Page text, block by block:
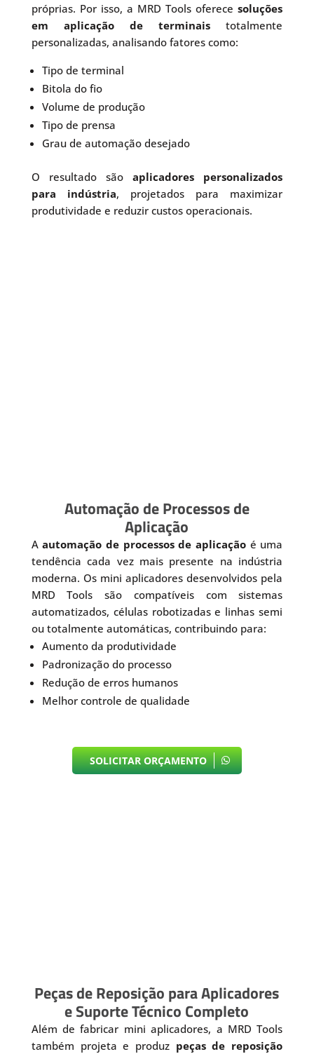
próprias. Por isso, a MRD Tools oferecesoluções
em aplicação de terminais totalmente
personalizadas, analisando fatores como:
Tipo de terminal
Bitola do fio
Volume de produção
Tipo de prensa
Grau de automação desejado
O resultado sãoaplicadores personalizados
para indústria, projetados para maximizar
produtividade e reduzir custos operacionais.
Automação de Processos de
Aplicação
Aautomação de processos de aplicaçãoé uma
tendência cada vez mais presente na indústria
moderna. Os mini aplicadores desenvolvidos pela
MRD Tools são compatíveis com sistemas
automatizados, células robotizadas e linhas semi
ou totalmente automáticas, contribuindo para:
Aumento da produtividade
Padronização do processo
Redução de erros humanos
Melhor controle de qualidade
SOLICITAR ORÇAMENTO
Peças de Reposição para Aplicadores
e Suporte Técnico Completo
Além de fabricar mini aplicadores, a MRD Tools
também projeta e produz peças de reposição